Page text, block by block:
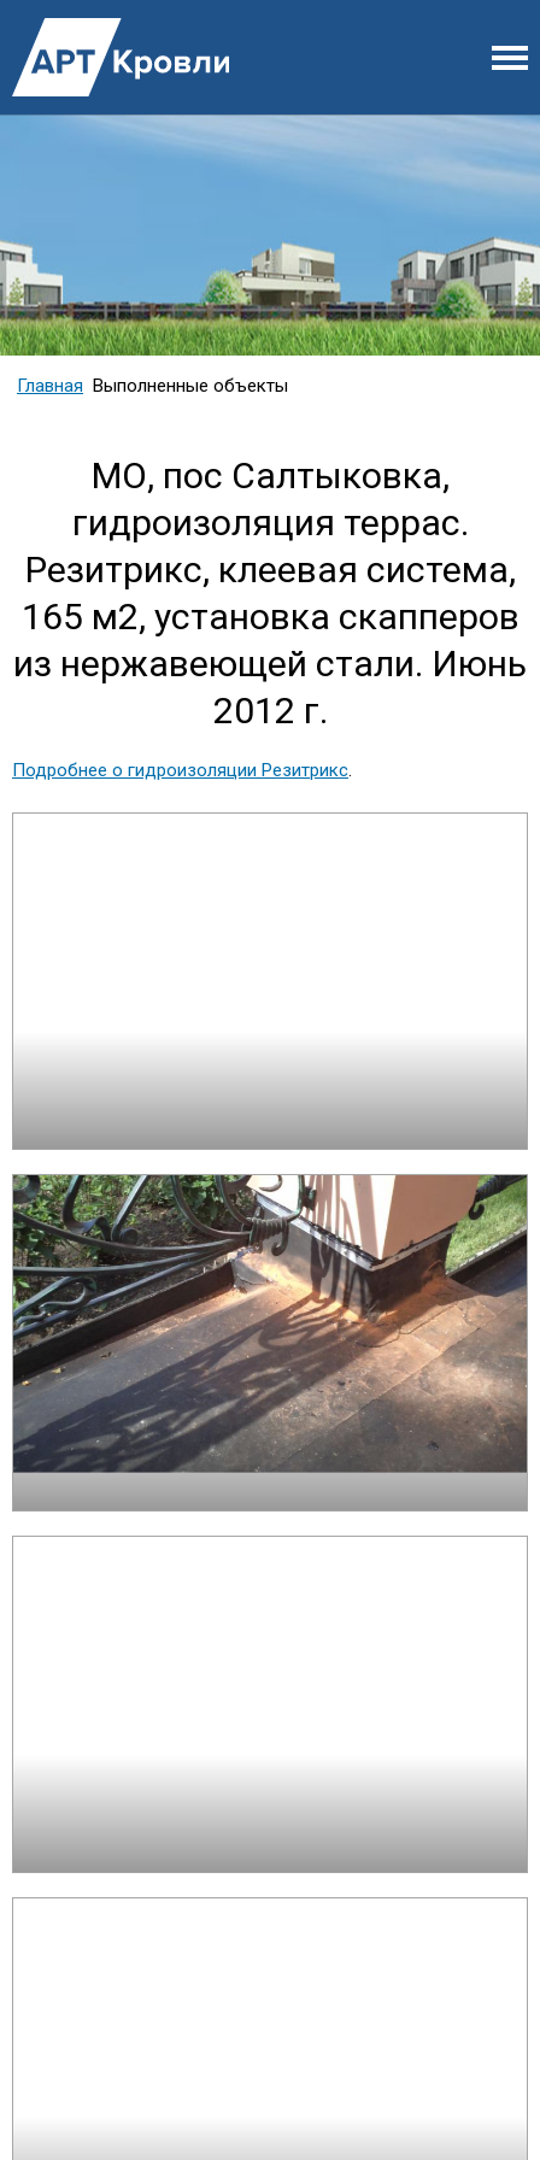
Главная Выполненные объекты
МО, пос Салтыковка,
гидроизоляция террас.
Резитрикс, клеевая система,
165 м2, установка скапперов
из нержавеющей стали. Июнь
2012 г.
Подробнее о гидроизоляции Резитрикс.